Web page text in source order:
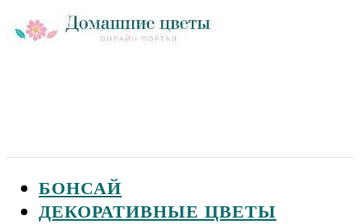
БОНСАЙ
ДЕКОРАТИВНЫЕ ЦВЕТЫ